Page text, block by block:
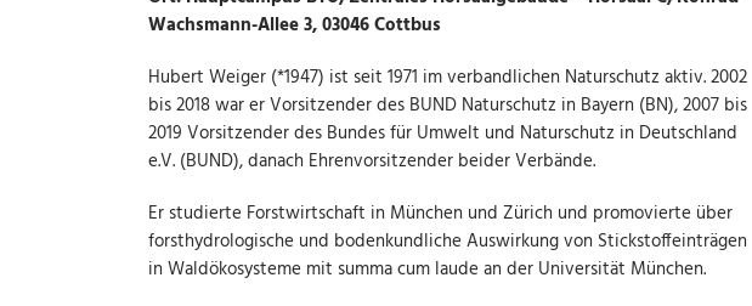
Wachsmann-Allee 3, 03046 Cottbus
Hubert Weiger (*1947) ist seit 1971 im verbandlichen Naturschutz aktiv. 2002
bis 2018 war er Vorsitzender des BUND Naturschutz in Bayern (BN), 2007 bis
2019 Vorsitzender des Bundes für Umwelt und Naturschutz in Deutschland
e.V. (BUND), danach Ehrenvorsitzender beider Verbände.
Er studierte Forstwirtschaft in München und Zürich und promovierte über
forsthydrologische und bodenkundliche Auswirkung von Stickstoffeinträgen
in Waldökosysteme mit summa cum laude an der Universität München.